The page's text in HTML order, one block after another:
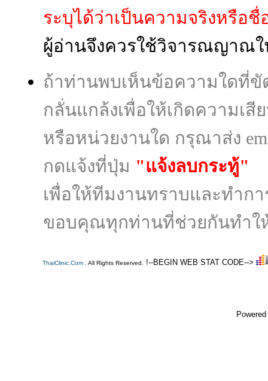
ระบุได้ว่าเป็นความจริงหรือ
ผู้อ่านจึงควรใช้วิจารณญาณใ
ถ้าท่านพบเห็นข้อความใดที่
กลั่นแกล้งเพื่อให้เกิดความเ
หรือหน่วยงานใด กรุณาส่ง
กดแจ้งที่ปุ่ม "แจ้งลบกระทู้"
เพื่อให้ทีมงานทราบและทำก
ขอบคุณทุกท่านที่ช่วยกันทำใ
ThaiClinic.Com . All Rights Reserved. !--BEGIN WEB STAT CODE-->